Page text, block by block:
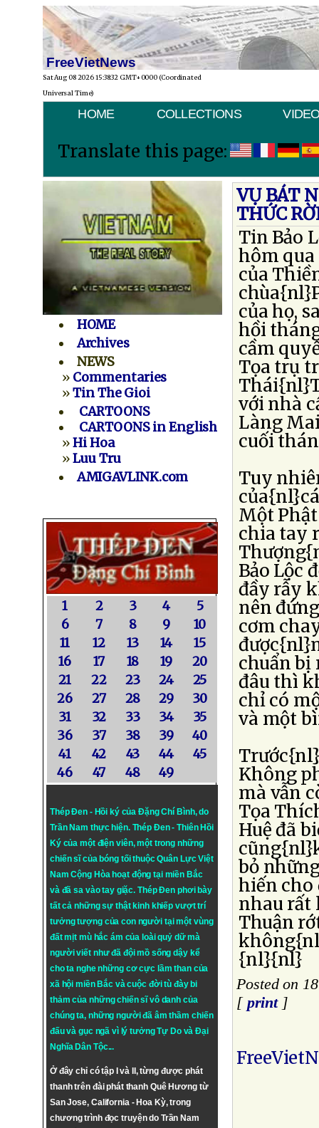
FreeVietNews
Sat Aug 08 2026 15:38:32 GMT+0000 (Coordinated
Universal Time)
HOME COLLECTIONS
Translate this page:
HOME
Archives
NEWS
» Commentaries
»Tin The Gioi
CARTOONS
CARTOONS in English
»Hi Hoa
»Luu Tru
AMIGAVLINK.com
1 2 3 4
5
6
7 8 9
10
11
12 13 14
15
16
17 18 19
20
21
22 23 24
25
26
27 28 29
30
31
32 33 34
35
36
37 38 39
40
41
42 43 44
45
46
47 48 49
Thép Đen - Hồi ký của Đặng Chí Bình, do
Trần Nam thực hiện. Thép Đen- Thiên Hồi
Ký của một điện viên, một trong những
chiến sĩ của bóng tối thuộc Quân Lực Việt
Nam Cộng Hòa hoạt động tại miền Bắc
và đã sa vào tay giặc. Thép Đen phơi bày
tất cả những sự thật kinh khiếp vượt trí
tưởng tượng của con người tại một vùng
đất mịt mù hắc ám của loài quỷ dữ mà
người viết như đã đội mồ sống dậy kể
cho ta nghe những cơ cực lầm than của
xã hội miền Bắc và cuộc đời tù đày bi
thảm của những chiến sĩ vô danh của
chúng ta, những người đã âm thầm chiến
đấu và gục ngã vì lý tưởngTự DovàĐại
Nghĩa Dân Tộc...
Ở đây chỉ có tập I và II, từng được phát
thanh trên đài phát thanh Quê Hương từ
San Jose, California - Hoa Kỳ, trong
chương trình đọc truyện do Trần Nam
VỤ BÁT
THỨC
Tin Bảo
hôm
của
của họ,
hồi
cầm
Tọa trụ
với nhà
Làng
cuối
Tuy
Một
chia tay
Bảo Lộc
đầy rẫy
nên
cơm
chuẩn bị
đâu thì
chỉ có
và một
Không
mà vẫn
Tọa
Huệ đã
bỏ
hiến cho
nhau rất
Thuận
{nl}{nl}
Posted on
[ print]